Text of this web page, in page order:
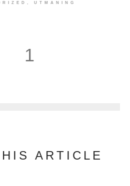
, UTMANING
1
ARTICLE